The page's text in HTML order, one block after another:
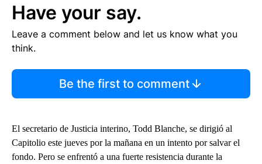
Have your say.
Leave a comment below and let us know what you
think.
Be the first to comment
El secretario de Justicia interino, Todd Blanche, se dirigió al
Capitolio este jueves por la mañana en un intento por salvar el
fondo. Pero se enfrentó a una fuerte resistencia durante la